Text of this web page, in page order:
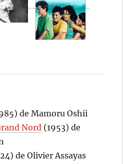
de Mamoru Oshii
Nord (1953) de
de Olivier Assayas